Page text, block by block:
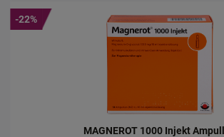
MAGNEROT 1000 Injekt
-22%